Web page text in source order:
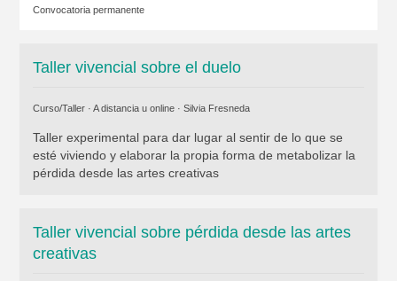
Convocatoria permanente
Taller vivencial sobre el duelo
Curso/Taller · A distancia u online · Silvia Fresneda
Taller experimental para dar lugar al sentir de lo que se
esté viviendo y elaborar la propia forma de metabolizar la
pérdida desde las artes creativas
Taller vivencial sobre pérdida desde las artes
creativas